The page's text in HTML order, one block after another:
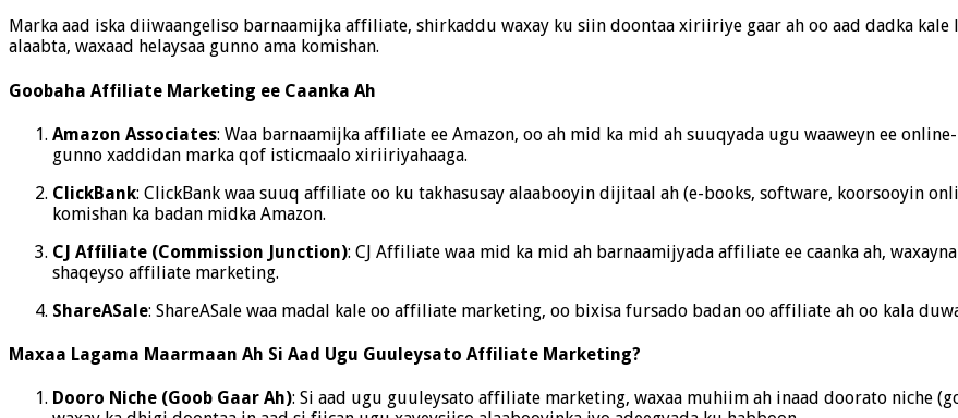
Marka aad iska diiwaangeliso barnaamijka affiliate, shirkaddu waxay ku siin doontaa xiriiriye gaar ah oo aad dadka
alaabta, waxaad helaysaa gunno ama komishan.
Goobaha Affiliate Marketing ee Caanka Ah
Amazon Associates: Waa barnaamijka affiliate ee Amazon, oo ah mid ka mid ah suuqyada ugu waaweyn ee
gunno xaddidan marka qof isticmaalo xiriiriyahaaga.
ClickBank: ClickBank waa suuq affiliate oo ku takhasusay alaabooyin dijitaal ah (e-books, software, koorsooyin
komishan ka badan midka Amazon.
CJ Affiliate (Commission Junction): CJ Affiliate waa mid ka mid ah barnaamijyada affiliate ee caanka ah,
shaqeyso affiliate marketing.
ShareASale: ShareASale waa madal kale oo affiliate marketing, oo bixisa fursado badan oo affiliate ah oo kala
Maxaa Lagama Maarmaan Ah Si Aad Ugu Guuleysato Affiliate Marketing?
Dooro Niche (Goob Gaar Ah): Si aad ugu guuleysato affiliate marketing, waxaa muhiim ah inaad doorato niche